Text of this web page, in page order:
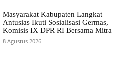
Masyarakat Kabupaten Langkat
Antusias Ikuti Sosialisasi Germas,
Komisis IX DPR RI Bersama Mitra
8 Agustus 2026